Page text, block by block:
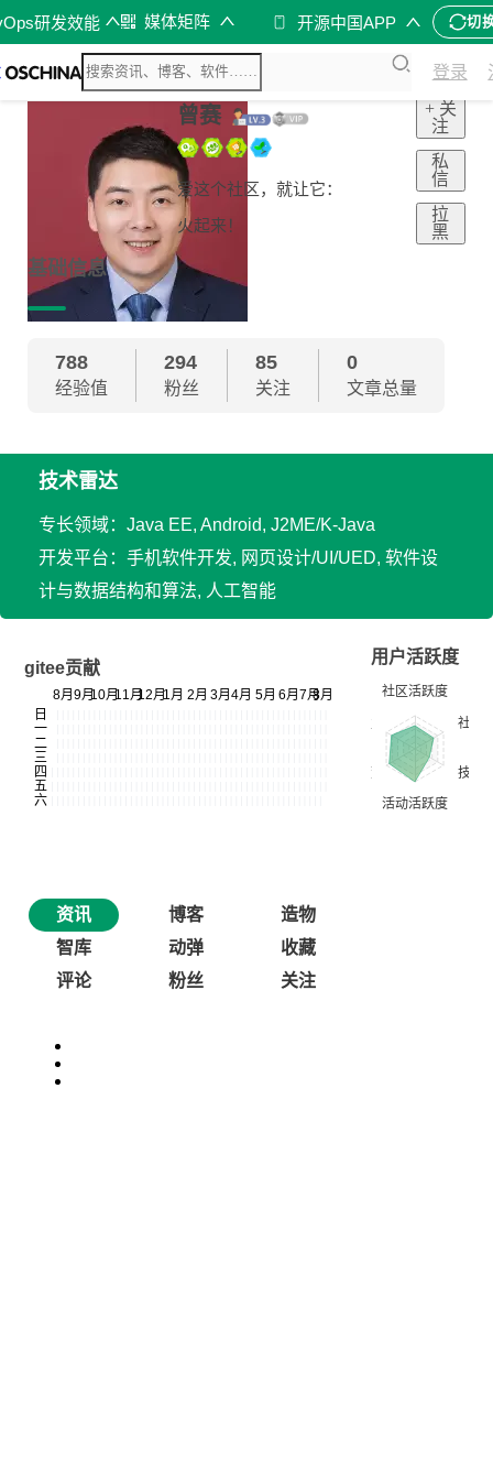
研发效能 媒体矩阵 开源中国APP 切
登录
曾赛
爱这个社区，就让它：
火起来！
+ 关
注
私
信
拉
黑
基础信息
788
经验值
294
粉丝
85
关注
0
文章总量
技术雷达
专长领域：Java EE, Android, J2ME/K-Java
开发平台：手机软件开发, 网页设计/UI/UED, 软件设
计与数据结构和算法, 人工智能
gitee贡献
用户活跃度
资讯 博客
造物
智库
动弹
收藏
评论
粉丝 关注